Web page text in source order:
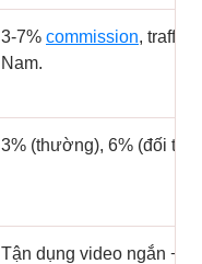
3-7% commission, traffic
Nam.
3% (thường), 6% (đối tác
Tận dụng video ngắn +